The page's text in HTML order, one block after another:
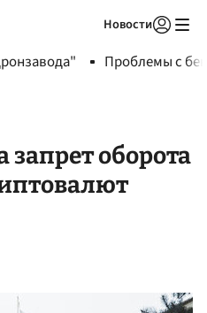
Новости
Проблемы с
оборота